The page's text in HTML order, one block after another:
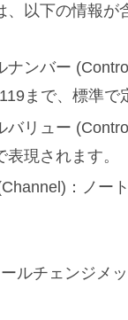
以下の情報が
ナンバー
まで、標準で
バリュー
表現されます。
：ノー
ルチェンジメ